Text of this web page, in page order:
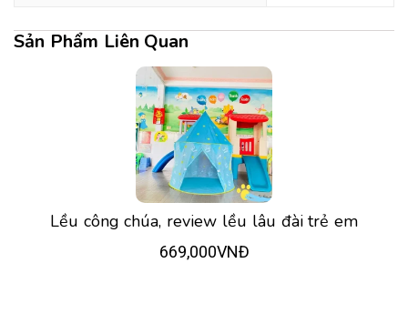
Sản Phẩm Liên Quan
Lều công chúa, review lều lâu đài trẻ em
669,000VNĐ